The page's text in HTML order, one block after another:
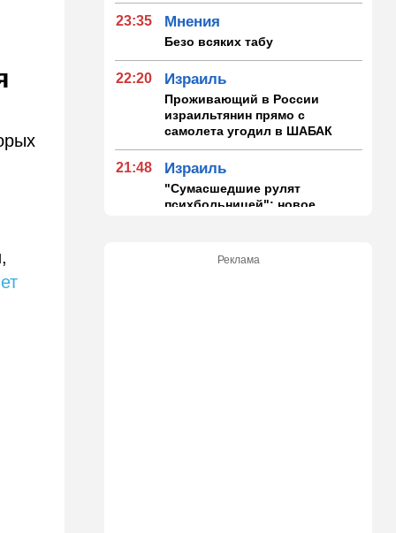
23:35 Мнения
Безо всяких табу
22:20 Израиль
Проживающий в России
израильтянин прямо с
самолета угодил в ШАБАК
21:48 Израиль
"Сумасшедшие рулят
психбольницей": новое
Реклама